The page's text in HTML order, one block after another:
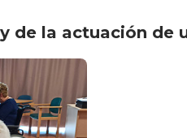
la actuación de